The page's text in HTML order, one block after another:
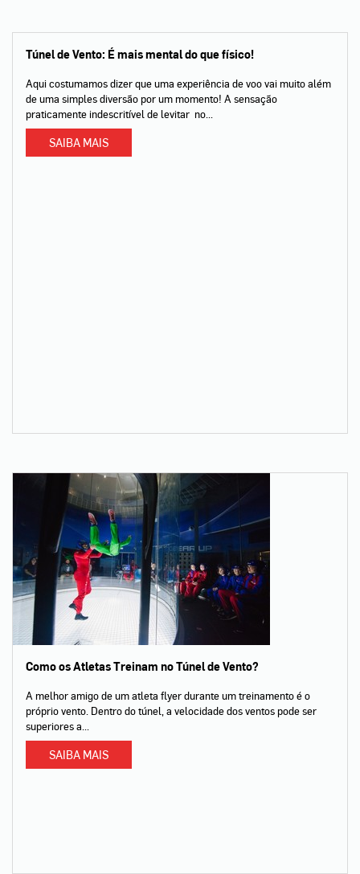
Túnel de Vento: É mais mental do que físico!
Aqui costumamos dizer que uma experiência de voo vai muito além
de uma simples diversão por um momento! A sensação
praticamente indescritível de levitar no...
SAIBA MAIS
Como os Atletas Treinam no Túnel de Vento?
A melhor amigo de um atleta flyer durante um treinamento é o
próprio vento. Dentro do túnel, a velocidade dos ventos pode ser
superiores a...
SAIBA MAIS